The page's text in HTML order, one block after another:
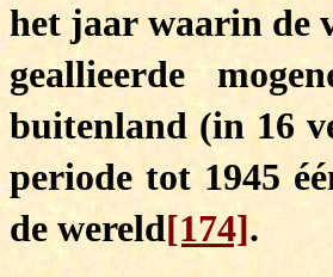
het jaar waarin de
geallieerde
buitenland (in 16
periode tot 1945
de wereld[174].